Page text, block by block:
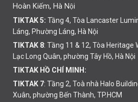
Hoàn Kiếm, Hà Nội
TIKTAK 5: Tầng 4, Tòa Lancaster
Láng, Phường Láng, Hà Nội
TIKTAK 8: Tầng 11 & 12, Tòa Heritage
Lạc Long Quân, phường Tây Hồ, Hà Nội
TIKTAK HỒ CHÍ MINH:
TIKTAK 7: Tầng 2, Toà nhà Halo
Xuân, phường Bến Thành, TP.HCM